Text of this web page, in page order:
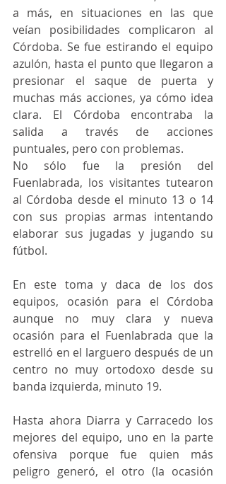
a más, en situaciones en las que
veían posibilidades complicaron al
Córdoba. Se fue estirando el equipo
azulón, hasta el punto que llegaron a
presionar el saque de puerta y
muchas más acciones, ya cómo idea
clara. El Córdoba encontraba la
salida a través de acciones
puntuales, pero con problemas.
No sólo fue la presión del
Fuenlabrada, los visitantes tutearon
al Córdoba desde el minuto 13 o 14
con sus propias armas intentando
elaborar sus jugadas y jugando su
fútbol.
En este toma y daca de los dos
equipos, ocasión para el Córdoba
aunque no muy clara y nueva
ocasión para el Fuenlabrada que la
estrelló en el larguero después de un
centro no muy ortodoxo desde su
banda izquierda, minuto 19.
Hasta ahora Diarra y Carracedo los
mejores del equipo, uno en la parte
ofensiva porque fue quien más
peligro generó, el otro (la ocasión